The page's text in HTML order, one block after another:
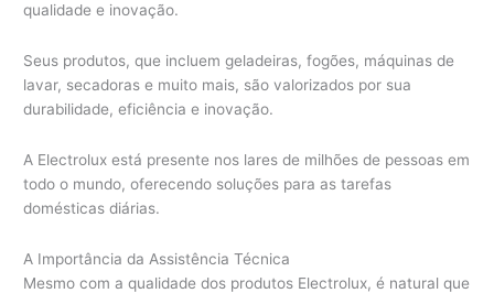
qualidade e inovação.
Seus produtos, que incluem geladeiras, fogões, máquinas de
lavar, secadoras e muito mais, são valorizados por sua
durabilidade, eficiência e inovação.
A Electrolux está presente nos lares de milhões de pessoas em
todo o mundo, oferecendo soluções para as tarefas
domésticas diárias.
A Importância da Assistência Técnica
Mesmo com a qualidade dos produtos Electrolux, é natural que